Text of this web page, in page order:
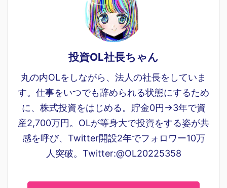
投資OL社長ちゃん
丸の内OLをしながら、法人の社長をしていま
す。仕事をいつでも辞められる状態にするため
に、株式投資をはじめる。貯金0円→3年で資
産2,700万円。OLが等身大で投資をする姿が共
感を呼び、Twitter開設2年でフォロワー10万
人突破。Twitter:@OL20225358